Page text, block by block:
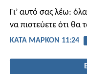
Γι’ αυτό σας λέω:
να πιστεύετε ότι θα
ΚΑΤΑ ΜΑΡΚΟΝ 11:24